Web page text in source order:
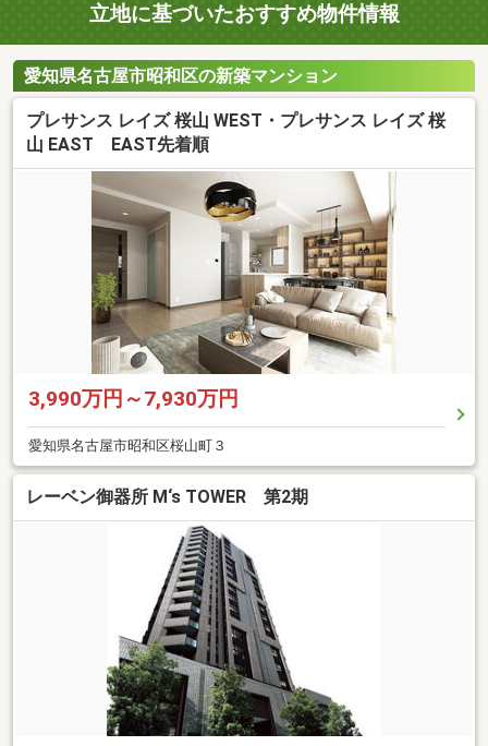
立地に基づいたおすすめ物件情報
愛知県名古屋市昭和区の新築マンション
プレサンス レイズ 桜山 WEST・プレサンス レイズ 桜
山 EAST EAST先着順
3,990万円～7,930万円
愛知県名古屋市昭和区桜山町３
レーベン御器所 M‘s TOWER 第2期